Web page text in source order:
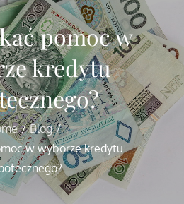
pomoc w
kredytu
Blog
w wyborze kredytu